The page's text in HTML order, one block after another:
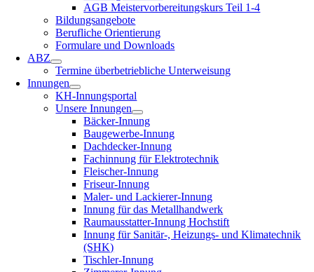
AGB Meistervorbereitungskurs Teil 1-4
Bildungsangebote
Berufliche Orientierung
Formulare und Downloads
ABZ
Termine überbetriebliche Unterweisung
Innungen
KH-Innungsportal
Unsere Innungen
Bäcker-Innung
Baugewerbe-Innung
Dachdecker-Innung
Fachinnung für Elektrotechnik
Fleischer-Innung
Friseur-Innung
Maler- und Lackierer-Innung
Innung für das Metallhandwerk
Raumausstatter-Innung Hochstift
Innung für Sanitär-, Heizungs- und Klimatechnik
(SHK)
Tischler-Innung